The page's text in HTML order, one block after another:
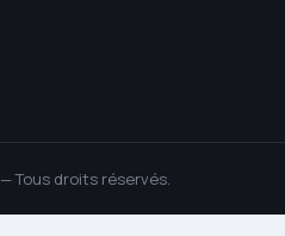
Tous droits réservés.